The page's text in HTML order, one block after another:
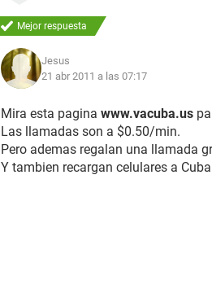
Mejor respuesta
Jesus
21 abr 2011 a las 07:17
Mira esta pagina www.vacuba.us
Las llamadas son a $0.50/min.
Pero ademas regalan una llamada
Y tambien recargan celulares a